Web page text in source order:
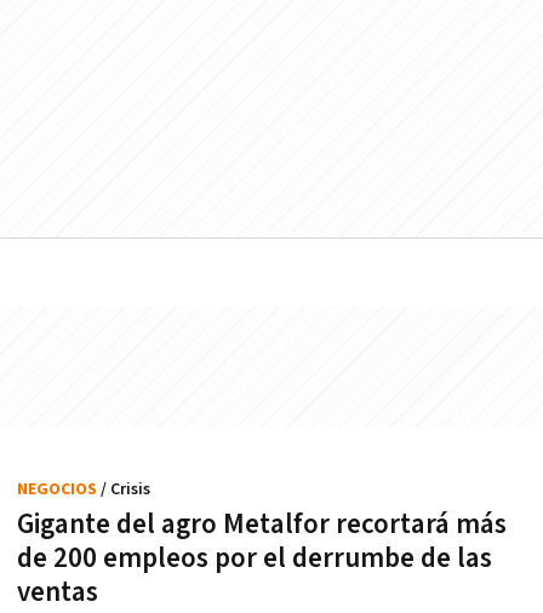
Gigante del agro Metalfor recortará más
de 200 empleos por el derrumbe de las
ventas
NEGOCIOS / Crisis